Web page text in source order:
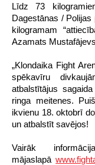
Līdz 73
Dagestānas /
kilogramam
Azamats
„Klondaika Fight
spēkavīru
atbalstītājus
ringa meitenes.
ikvienu 18. oktobrī
un atbalstīt savējos!
Vairāk
mājaslapā